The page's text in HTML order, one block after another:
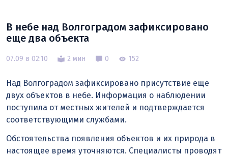
В небе над Волгоградом зафиксировано
еще два объекта
07.09 в 02:10 2 мин 0 152
Над Волгоградом зафиксировано присутствие еще
двух объектов в небе. Информация о наблюдении
поступила от местных жителей и подтверждается
соответствующими службами.
Обстоятельства появления объектов и их природа в
настоящее время уточняются. Специалисты проводят